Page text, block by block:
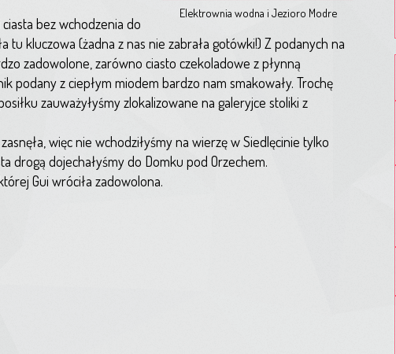
Elektrownia wodna i Jezioro Modre
bez wchodzenia do
tu kluczowa (żadna z nas nie zabrała gotówki!) Z podanych na
zadowolone, zarówno ciasto czekoladowe z płynną
podany z ciepłym miodem bardzo nam smakowały. Trochę
zauważyłyśmy zlokalizowane na galeryjce stoliki z
więc nie wchodziłyśmy na wierzę w Siedlęcinie tylko
drogą dojechałyśmy do Domku pod Orzechem.
Gui wróciła zadowolona.